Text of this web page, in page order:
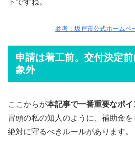
トですね。
参考：坂戸市公式ホームペ
申請は着工前。交付決定
象外
ここからが本記事で一番重要なポイ
冒頭の私の知人のように、補助金
絶対に守るべきルールがあります。